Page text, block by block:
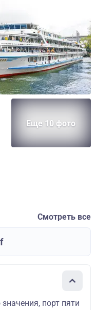
Еще 10 фото
Смотреть все
порт пяти